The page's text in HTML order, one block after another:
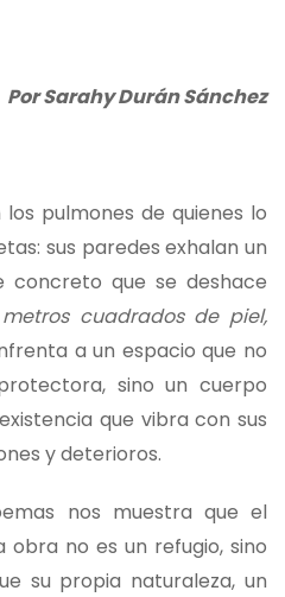
Por Sarahy Durán Sánchez
pulmones de quienes lo
sus paredes exhalan un
concreto que se deshace
metros cuadrados de piel,
a un espacio que no
sino un cuerpo
que vibra con sus
y deterioros.
nos muestra que el
no es un refugio, sino
su propia naturaleza, un